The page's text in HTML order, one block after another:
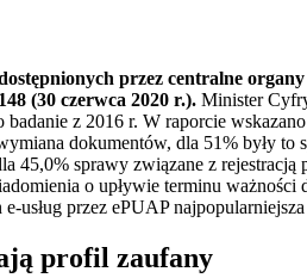
przez centralne
(30 czerwca 2020 r.). Minister
badanie z 2016 r. W raporcie
dokumentów, dla 51% były
45,0% sprawy związane z rejestracją
o upływie terminu
usług przez ePUAP
profil zaufany